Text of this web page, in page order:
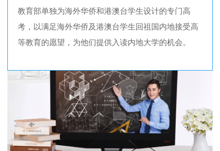
教育部单独为海外华侨和港澳台学生设计的专门高
考，以满足海外华侨及港澳台学生回祖国内地接受高
等教育的愿望，为他们提供入读内地大学的机会。